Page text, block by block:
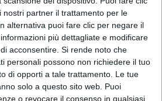
nostri partner il trattamento per le
alternativa puoi fare clic per negare il
più dettagliate e modificare
acconsentire. Si rende noto che
personali possono non richiedere il tuo
di opporti a tale trattamento. Le tue
solo a questo sito web. Puoi
o revocare il consenso in qualsiasi
della
sul valore degli
determinare il
IN EVIDENZA 15 MAGGIO 2023